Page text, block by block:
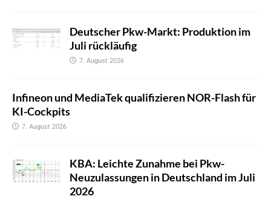
Deutscher Pkw-Markt: Produktion im
Juli rückläufig
7. August 2026
Infineon und MediaTek qualifizieren NOR-Flash für
KI-Cockpits
7. August 2026
KBA: Leichte Zunahme bei Pkw-
Neuzulassungen in Deutschland im Juli
2026